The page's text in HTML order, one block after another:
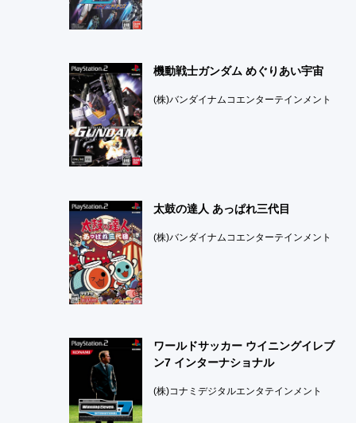
機動戦士ガンダム めぐりあい宇宙
(株)バンダイナムコエンターテインメント
太鼓の達人 あっぱれ三代目
(株)バンダイナムコエンターテインメント
ワールドサッカー ウイニングイレブ
ン7 インターナショナル
(株)コナミデジタルエンタテインメント